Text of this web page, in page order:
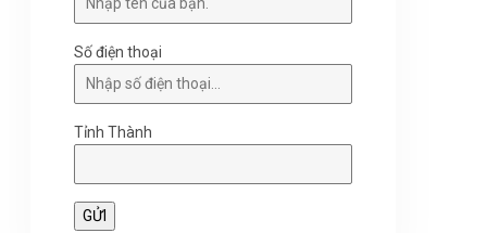
Số điện thoại
Tỉnh Thành